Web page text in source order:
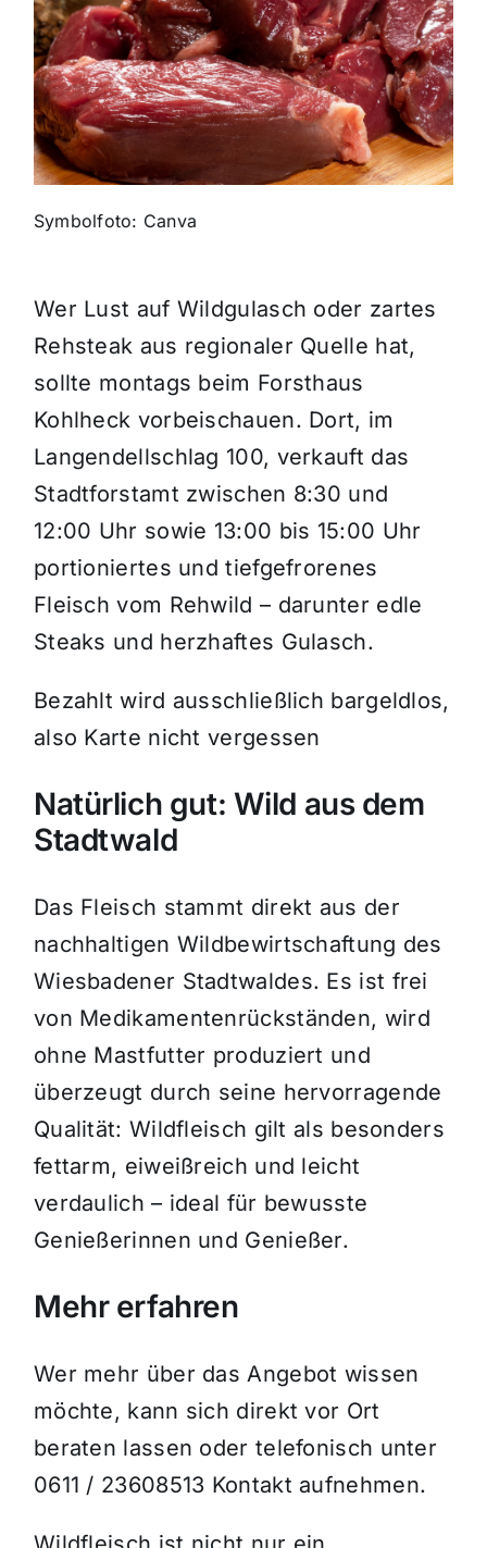
Polizeimeldungen
Themen und Termine
Gewinnspiele
Symbolfoto: Canva
Wer Lust auf Wildgulasch oder zartes
Rehsteak aus regionaler Quelle hat,
sollte montags beim Forsthaus
Kohlheck vorbeischauen. Dort, im
Langendellschlag 100, verkauft das
Stadtforstamt zwischen 8:30 und
12:00 Uhr sowie 13:00 bis 15:00 Uhr
portioniertes und tiefgefrorenes
Fleisch vom Rehwild – darunter edle
Steaks und herzhaftes Gulasch.
Bezahlt wird ausschließlich bargeldlos,
also Karte nicht vergessen
Natürlich gut: Wild aus dem
Stadtwald
Das Fleisch stammt direkt aus der
nachhaltigen Wildbewirtschaftung des
Wiesbadener Stadtwaldes. Es ist frei
von Medikamentenrückständen, wird
ohne Mastfutter produziert und
überzeugt durch seine hervorragende
Qualität: Wildfleisch gilt als besonders
fettarm, eiweißreich und leicht
verdaulich – ideal für bewusste
Genießerinnen und Genießer.
Mehr erfahren
Wer mehr über das Angebot wissen
möchte, kann sich direkt vor Ort
beraten lassen oder telefonisch unter
0611 / 23608513 Kontakt aufnehmen.